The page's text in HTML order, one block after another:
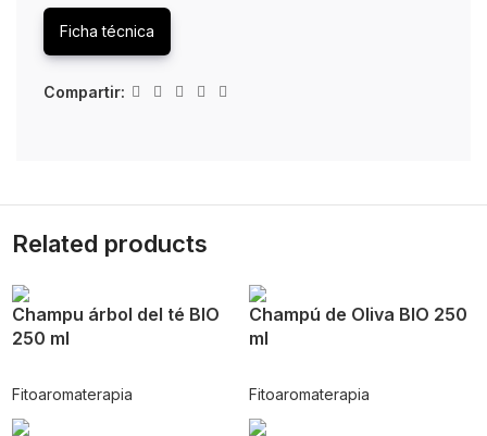
Ficha técnica
Compartir:
Related products
Champu árbol del té BIO
250 ml
Fitoaromaterapia
Champú de Oliva BIO 250
ml
Fitoaromaterapia